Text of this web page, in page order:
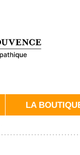
LA